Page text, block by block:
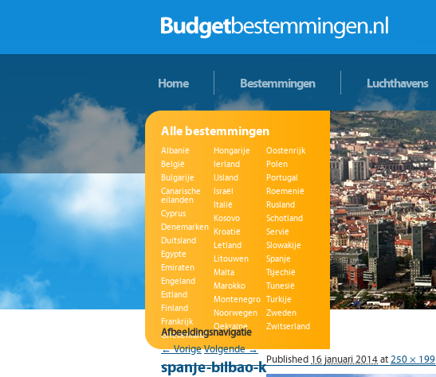
Home Bestemmingen Luchthavens
Alle bestemmingen
Albanië
België
Bulgarije
Canarische
eilanden
Cyprus
Denemarken
Duitsland
Egypte
Emiraten
Engeland
Estland
Finland
Frankrijk
Griekenland
Hongarije
Ierland
IJsland
Israël
Italië
Kosovo
Kroatië
Letland
Litouwen
Malta
Marokko
Montenegro
Noorwegen
Oekraïne
Oostenrijk
Polen
Portugal
Roemenië
Rusland
Schotland
Servië
Slowakije
Spanje
Tsjechië
Tunesië
Turkije
Zweden
Zwitserland
Afbeeldingsnavigatie
← VorigeVolgende →
spanje-bilbao-kPublished 16 januari 2014at250 × 199